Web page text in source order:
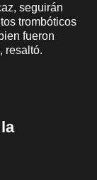
seguirán
trombóticos
fueron
resaltó.